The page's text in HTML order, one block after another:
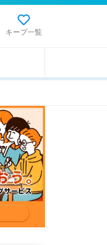
キープ一覧